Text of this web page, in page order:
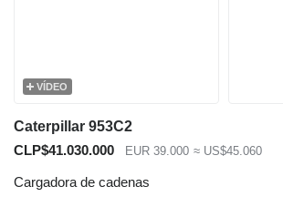
VÍDEO
Caterpillar 953C2
CLP$41.030.000
EUR 39.000 ≈ US$45.060
Cargadora de cadenas